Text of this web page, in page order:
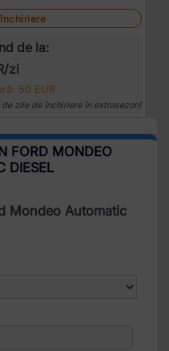
de la:
zi
50 EUR
zile de închiriere în extrasezon!
FORD MONDEO
DIESEL
Mondeo Automatic